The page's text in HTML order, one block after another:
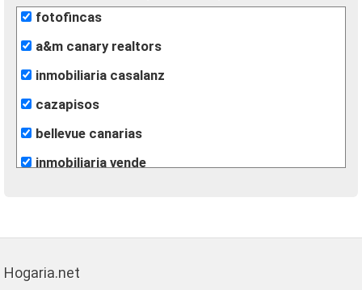
fotofincas
a&m canary realtors
inmobiliaria casalanz
cazapisos
bellevue canarias
inmobiliaria vende
Hogaria.net